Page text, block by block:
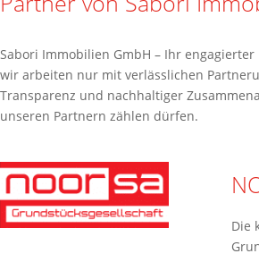
Sabori Immobilien GmbH – Ihr
wir arbeiten nur mit verlässlichen
Transparenz und nachhaltiger
unseren Partnern zählen dürfen.
Die